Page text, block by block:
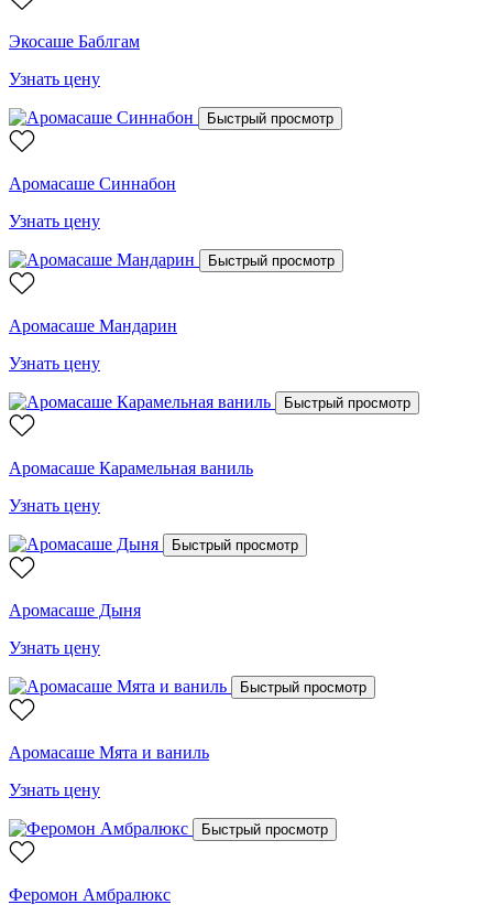
Экосаше Баблгам
Узнать цену
Быстрый просмотр
Аромасаше Синнабон
Узнать цену
Быстрый просмотр
Аромасаше Мандарин
Узнать цену
Быстрый просмотр
Аромасаше Карамельная ваниль
Узнать цену
Быстрый просмотр
Аромасаше Дыня
Узнать цену
Быстрый просмотр
Аромасаше Мята и ваниль
Узнать цену
Быстрый просмотр
Феромон Амбралюкс